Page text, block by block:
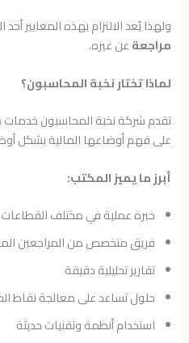
ولهذا يُعد الالتزام بهذه المعايير
مراجعةعن غيره.
لماذا تختار نخبة المحاسبون؟
تقدم شركة نخبة المحاسبون
على فهم أوضاعها المالية بشكل
أبرز ما يميز المكتب:
خبرة عملية في مختلف القطاعات
فريق متخصص من المراجعين
تقارير تحليلية دقيقة
حلول تساعد على معالجة نقاط
استخدام أنظمة وتقنيات حديثة